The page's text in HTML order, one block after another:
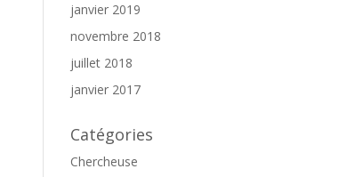
janvier 2019
novembre 2018
juillet 2018
janvier 2017
Catégories
Chercheuse